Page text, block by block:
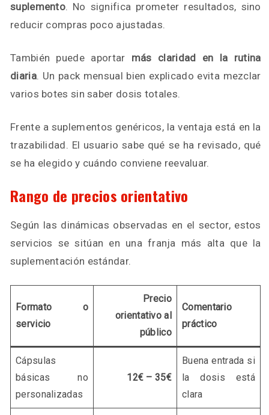
suplemento. No significa prometer resultados, sino
reducir compras poco ajustadas.
También puede aportar más claridad en la rutina
diaria. Un pack mensual bien explicado evita mezclar
varios botes sin saber dosis totales.
Frente a suplementos genéricos, la ventaja está en la
trazabilidad. El usuario sabe qué se ha revisado, qué
se ha elegido y cuándo conviene reevaluar.
Rango de precios orientativo
Según las dinámicas observadas en el sector, estos
servicios se sitúan en una franja más alta que la
suplementación estándar.
Formato o
servicio
Precio
orientativo al
público
Comentario
práctico
Cápsulas
básicas no
personalizadas
12€ – 35€
Buena entrada si
la dosis está
clara